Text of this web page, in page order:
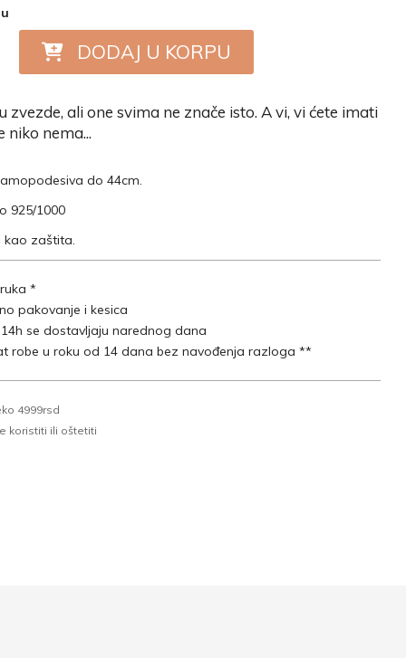
DODAJ U KORPU
zvezde, ali one svima ne znače isto. A vi, vi ćete imati
niko nema...
do 44cm.
925/1000
kao zaštita.
*
pakovanje i kesica
se dostavljaju narednog dana
robe u roku od 14 dana bez navođenja razloga **
4999rsd
koristiti ili oštetiti